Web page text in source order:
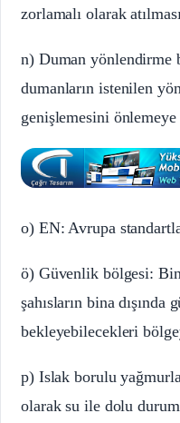
zorlamalı olarak
n) Duman yönlendirme
dumanların istenilen
genişlemesini
o) EN: Avrupa
ö) Güvenlik bölgesi:
şahısların bina dışında
bekleyebilecekleri
p) Islak borulu
olarak su ile dolu